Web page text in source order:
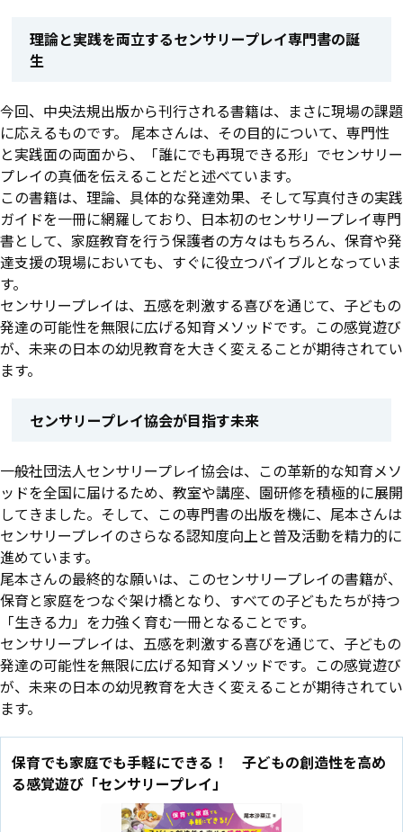
理論と実践を両立するセンサリープレイ専門書の誕
生
今回、中央法規出版から刊行される書籍は、まさに現場の課題
に応えるものです。 尾本さんは、その目的について、専門性
と実践面の両面から、「誰にでも再現できる形」でセンサリー
プレイの真価を伝えることだと述べています。
この書籍は、理論、具体的な発達効果、そして写真付きの実践
ガイドを一冊に網羅しており、日本初のセンサリープレイ専門
書として、家庭教育を行う保護者の方々はもちろん、保育や発
達支援の現場においても、すぐに役立つバイブルとなっていま
す。
センサリープレイは、五感を刺激する喜びを通じて、子どもの
発達の可能性を無限に広げる知育メソッドです。この感覚遊び
が、未来の日本の幼児教育を大きく変えることが期待されてい
ます。
センサリープレイ協会が目指す未来
一般社団法人センサリープレイ協会は、この革新的な知育メソ
ッドを全国に届けるため、教室や講座、園研修を積極的に展開
してきました。そして、この専門書の出版を機に、尾本さんは
センサリープレイのさらなる認知度向上と普及活動を精力的に
進めています。
尾本さんの最終的な願いは、このセンサリープレイの書籍が、
保育と家庭をつなぐ架け橋となり、すべての子どもたちが持つ
「生きる力」を力強く育む一冊となることです。
センサリープレイは、五感を刺激する喜びを通じて、子どもの
発達の可能性を無限に広げる知育メソッドです。この感覚遊び
が、未来の日本の幼児教育を大きく変えることが期待されてい
ます。
保育でも家庭でも手軽にできる！ 子どもの創造性を高め
る感覚遊び「センサリープレイ」